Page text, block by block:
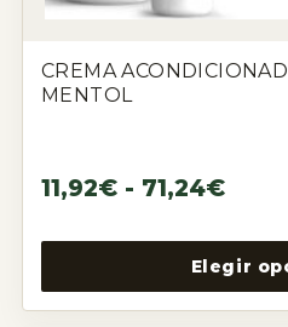
Elegir
CREMA
MENTOL
11,92€ - 71,24€